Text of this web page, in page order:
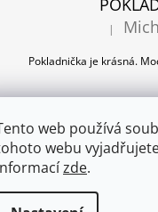
web používá
webu
zde.
Hodnocení
|
Pokladnička je krásná.